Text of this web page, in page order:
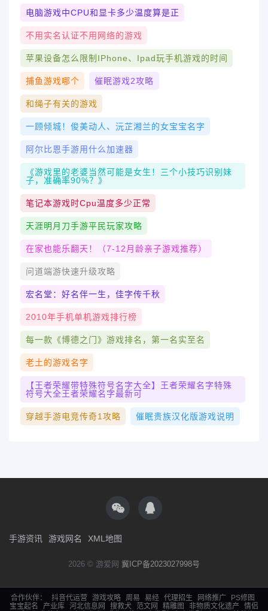
电脑游戏中CPU和显卡多少温度算是正
不用实名认证不用网络的游戏
苹果设备怎么限制iPhone、ipad玩手机游戏的时间
捕鱼游戏哪个 催眠游戏2攻略
和绳子有关的游戏
一顾倾城！俊美动人、沅芷湘兰的女宝宝名字
阿尔比恩手游用什么加速器
《游戏里的老婆当然可能是女生！三个小技巧识别妹
子，准确率90%？》
笔记本游戏时cpu温度多少正常
天涯明月刀手游平民玩家攻略
在家也能乐翻天！（7-12月龄亲子游戏推荐）
问道端游快速升级攻略
宏名堂：好名伴一生，佳字传千秋
2010年手机单机游戏排行榜
每一款《博德之门》游戏排名，第一名实至名
老土的游戏名字
【王者荣耀带特殊符号名字大全】王者荣耀名字特殊
符号大全王者荣耀名字最新可
穿越手游电竞传奇1攻略 催眠贵族汉化版游戏说明
手游资讯 游戏网名 XML地图
2026 © 游爱网 冀ICP备2023027998号
合作伙伴： 抖音代运营 游戏攻略 周易 易经 代理招生 网络推广
PS修图
宝宝起名
产业库 河北信息网 搜救犬 范文网 精雕图 非物质文化遗产
情侣